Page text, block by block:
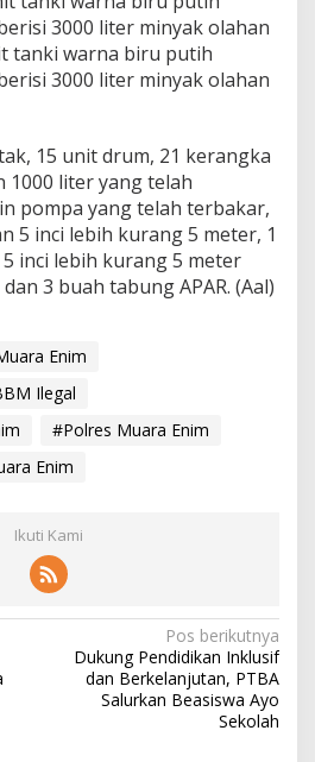
3000 liter minyak olahan
tanki warna biru putih
3000 liter minyak olahan
15 unit drum, 21 kerangka
1000 liter yang telah
pompa yang telah terbakar,
5 inci lebih kurang 5 meter, 1
inci lebih kurang 5 meter
3 buah tabung APAR. (Aal)
Enim
Ilegal
#Polres Muara Enim
Enim
Ikuti Kami
Pos berikutnya
Dukung Pendidikan Inklusif
dan Berkelanjutan, PTBA
Salurkan Beasiswa Ayo
Sekolah